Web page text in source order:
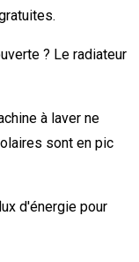
? Le radiateur
à laver ne
sont en pic
d'énergie pour